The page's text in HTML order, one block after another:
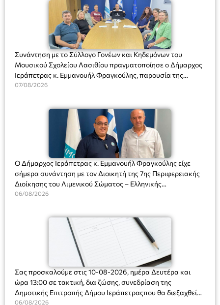
Συνάντηση με το Σύλλογο Γονέων και Κηδεμόνων του
Μουσικού Σχολείου Λασιθίου πραγματοποίησε ο Δήμαρχος
Ιεράπετρας κ. Εμμανουήλ Φραγκούλης, παρουσία της
Διευθύντριας του σχολείου κας Μαριάννας Χαΐτα.
07/08/2026
Ο Δήμαρχος Ιεράπετρας κ. Εμμανουήλ Φραγκούλης είχε
σήμερα συνάντηση με τον Διοικητή της 7ης Περιφερειακής
Διοίκησης του Λιμενικού Σώματος – Ελληνικής
Ακτοφυλακής (Λ.Σ.-ΕΛ.ΑΚΤ.), Αρχιπλοίαρχο Λ.Σ. κ. Ιωάννη
06/08/2026
Σας προσκαλούμε στις 10-08-2026, ημέρα Δευτέρα και
ώρα 13:00 σε τακτική, δια ζώσης, συνεδρίαση της
Δημοτικής Επιτροπής Δήμου Ιεράπετραςπου θα διεξαχθεί
στο Δημοτικό Κατάστημα, Δημοκρατίας 31 στην αίθουσα
06/08/2026